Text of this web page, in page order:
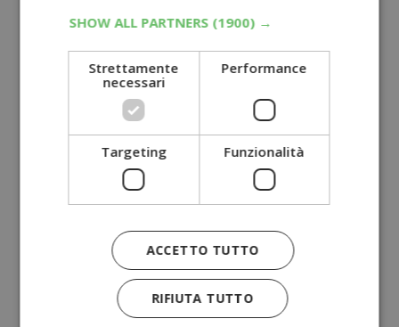
SHOW ALL PARTNERS (1900) →
Strettamente
necessari
Performance
Targeting Funzionalità
ACCETTO TUTTO
RIFIUTA TUTTO